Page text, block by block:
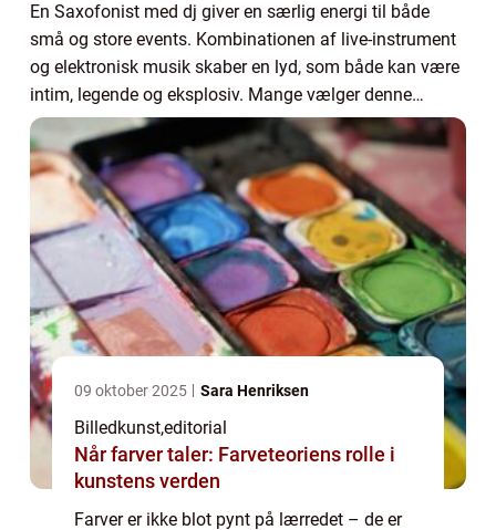
En Saxofonist med dj giver en særlig energi til både
små og store events. Kombinationen af live-instrument
og elektronisk musik skaber en lyd, som både kan være
intim, legende og eksplosiv. Mange vælger denne
løsning til bryllupper, firmafester, rece...
09 oktober 2025 Sara Henriksen
Billedkunst,editorial
Når farver taler: Farveteoriens rolle i
kunstens verden
Farver er ikke blot pynt på lærredet – de er